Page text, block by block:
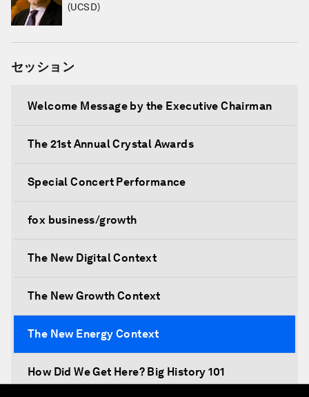
(UCSD)
セッション
Welcome Message by the Executive Chairman
The 21st Annual Crystal Awards
Special Concert Performance
fox business/growth
The New Digital Context
The New Growth Context
The New Energy Context
How Did We Get Here? Big History 101